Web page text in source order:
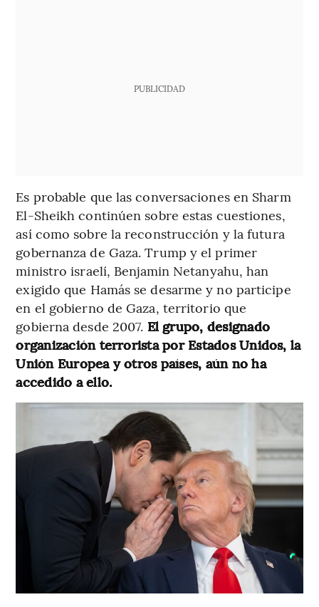
PUBLICIDAD
Es probable que las conversaciones en Sharm
El-Sheikh continúen sobre estas cuestiones,
así como sobre la reconstrucción y la futura
gobernanza de Gaza. Trump y el primer
ministro israelí, Benjamin Netanyahu, han
exigido que Hamás se desarme y no participe
en el gobierno de Gaza, territorio que
gobierna desde 2007. El grupo, designado
organización terrorista por Estados Unidos, la
Unión Europea y otros países, aún no ha
accedido a ello.